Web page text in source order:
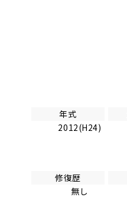
年式
2012(H24)
修復歴
無し